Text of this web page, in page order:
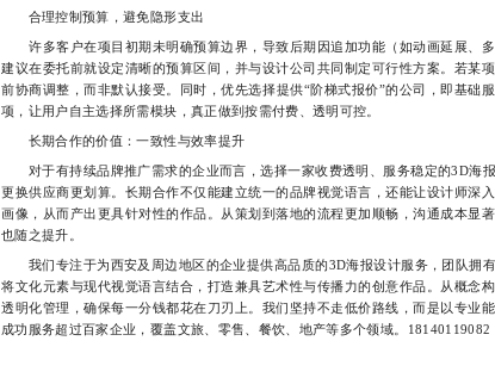
合理控制预算，避免隐形支出
许多客户在项目初期未明确预算边界，导致后期因追加功能（如动画延展、多
建议在委托前就设定清晰的预算区间，并与设计公司共同制定可行性方案。若某
前协商调整，而非默认接受。同时，优先选择提供“阶梯式报价”的公司，即基础
项，让用户自主选择所需模块，真正做到按需付费、透明可控。
长期合作的价值：一致性与效率提升
对于有持续品牌推广需求的企业而言，选择一家收费透明、服务稳定的3D海
更换供应商更划算。长期合作不仅能建立统一的品牌视觉语言，还能让设计师深
画像，从而产出更具针对性的作品。从策划到落地的流程更加顺畅，沟通成本显
也随之提升。
我们专注于为西安及周边地区的企业提供高品质的3D海报设计服务，团队拥
将文化元素与现代视觉语言结合，打造兼具艺术性与传播力的创意作品。从概念
透明化管理，确保每一分钱都花在刀刃上。我们坚持不走低价路线，而是以专业
成功服务超过百家企业，覆盖文旅、零售、餐饮、地产等多个领域。18140119082